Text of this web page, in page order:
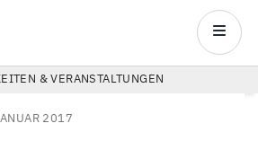
Main
& VERANSTALTUNGEN
2017